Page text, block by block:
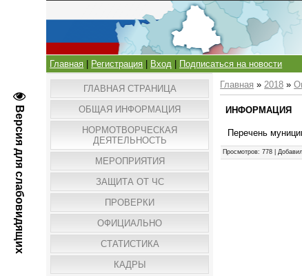
Версия для слабовидящих
Главная Регистрация Вход Подписаться на новости
ГЛАВНАЯ СТРАНИЦА
ОБЩАЯ ИНФОРМАЦИЯ
НОРМОТВОРЧЕСКАЯ
ДЕЯТЕЛЬНОСТЬ
МЕРОПРИЯТИЯ
ЗАЩИТА ОТ ЧС
ПРОВЕРКИ
ОФИЦИАЛЬНО
СТАТИСТИКА
КАДРЫ
Главная »2018 »
ИНФОРМАЦИЯ
Перечень
Просмотров: 778 |